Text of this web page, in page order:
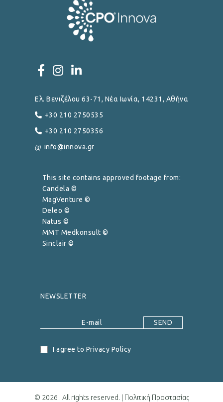
Ελ. Βενιζέλου 63-71, Νέα Ιωνία, 14231, Αθήνα
+30 210 2750535
+30 210 2750356
info@innova.gr
NEWSLETTER
I agree to Privacy Policy
This site contains approved footage from:
Candela ©
MagVenture ©
Deleo ©
Natus ©
MMT Medkonsult ©
Sinclair ©
© 2026 . All rights reserved. | Πολιτική Προστασίας